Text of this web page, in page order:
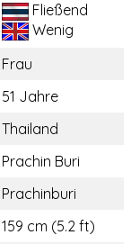
Fließend
Wenig
Frau
51 Jahre
Thailand
Prachin Buri
Prachinburi
159 cm (5.2 ft)